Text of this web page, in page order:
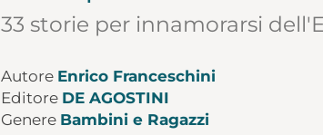
33 storie per innamorarsi
Autore Enrico Franceschini
Editore DE AGOSTINI
Genere Bambini e Ragazzi